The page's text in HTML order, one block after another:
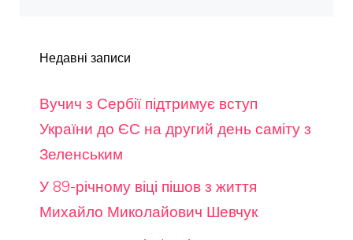
Недавні записи
Вучич з Сербії підтримує вступ
України до ЄС на другий день саміту з
Зеленським
У 89-річному віці пішов з життя
Михайло Миколайович Шевчук